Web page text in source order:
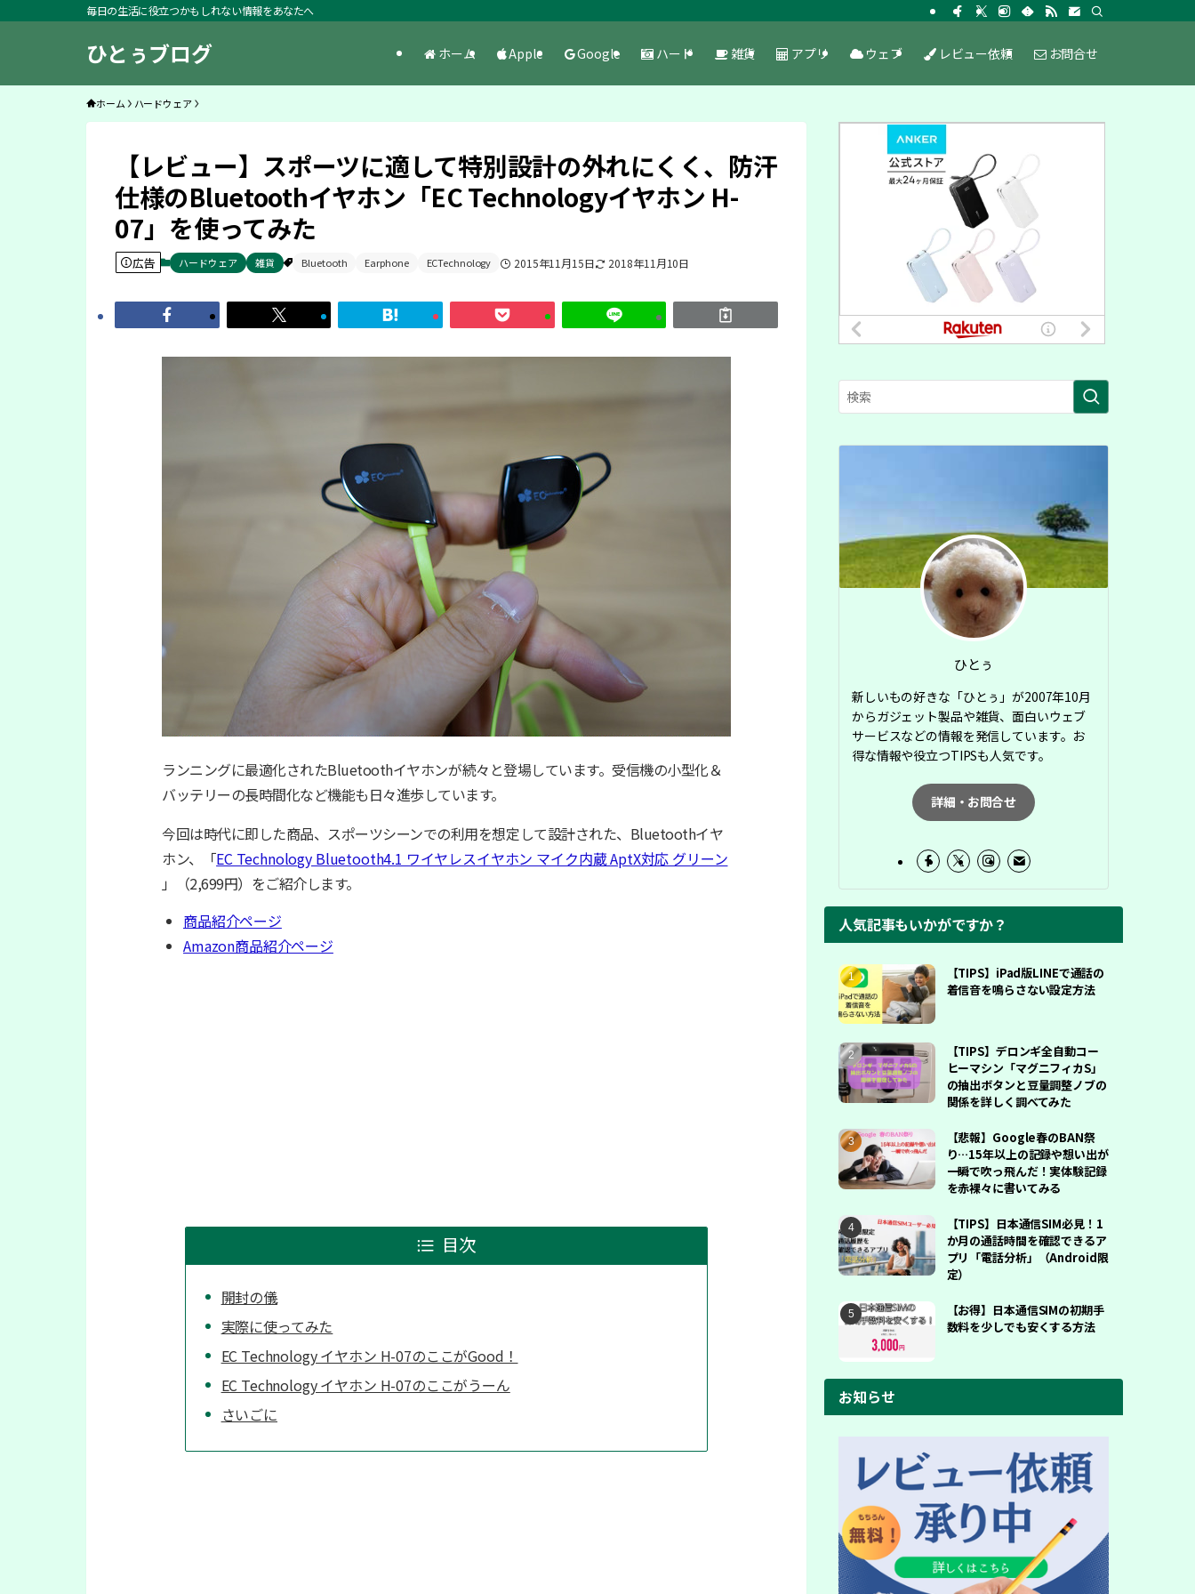
毎日の生活に役立つかもしれない情報をあなたへ
ひとぅブログ ホーム Apple Google ハード 雑貨 アプリ ウェブ レビュー依頼 お問合せ
ホーム ハードウェア
【レビュー】スポーツに適して特別設計の外れにくく、防汗
仕様のBluetoothイヤホン「EC Technologyイヤホン H-
07」を使ってみた
広告 ハードウェア 雑貨 Bluetooth Earphone ECTechnology 2015年11月15日 2018年11月10日
ランニングに最適化されたBluetoothイヤホンが続々と登場しています。受信機の小型化＆
バッテリーの長時間化など機能も日々進歩しています。
今回は時代に即した商品、スポーツシーンでの利用を想定して設計された、Bluetoothイヤ
ホン、「EC Technology Bluetooth4.1 ワイヤレスイヤホン マイク内蔵 AptX対応 グリーン
」（2,699円）をご紹介します。
商品紹介ページ
Amazon商品紹介ページ
目次
開封の儀
実際に使ってみた
EC Technology イヤホン H-07のここがGood！
EC Technology イヤホン H-07のここがうーん
さいごに
ひとぅ
新しいもの好きな「ひとぅ」が2007年10月
からガジェット製品や雑貨、面白いウェブ
サービスなどの情報を発信しています。お
得な情報や役立つTIPSも人気です。
詳細・お問合せ
人気記事もいかがですか？
【TIPS】iPad版LINEで通話の
着信音を鳴らさない設定方法
【TIPS】デロンギ全自動コー
ヒーマシン「マグニフィカS」
の抽出ボタンと豆量調整ノブの
関係を詳しく調べてみた
【悲報】Google春のBAN祭
り…15年以上の記録や想い出が
一瞬で吹っ飛んだ！実体験記録
を赤裸々に書いてみる
【TIPS】日本通信SIM必見！1
か月の通話時間を確認できるア
プリ「電話分析」（Android限
定）
【お得】日本通信SIMの初期手
数料を少しでも安くする方法
お知らせ